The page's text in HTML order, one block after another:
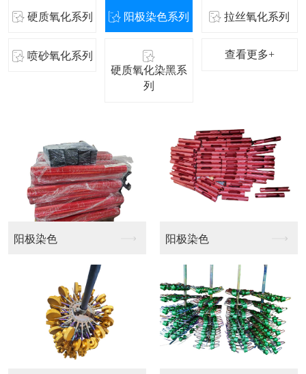
硬质氧化系列 阳极染色系列 拉丝氧化系列
喷砂氧化系列
硬质氧化染黑系
列
查看更多+
阳极染色 拉丝氧化